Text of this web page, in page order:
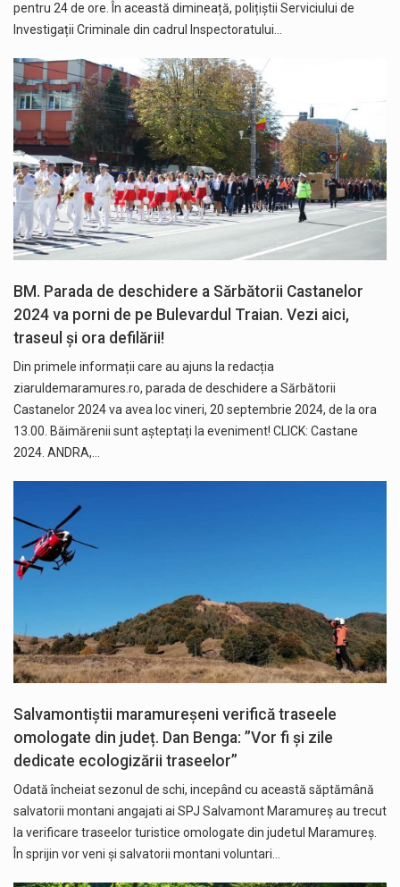
pentru 24 de ore. În această dimineață, polițiștii Serviciului de
Investigații Criminale din cadrul Inspectoratului…
BM. Parada de deschidere a Sărbătorii Castanelor
2024 va porni de pe Bulevardul Traian. Vezi aici,
traseul și ora defilării!
Din primele informații care au ajuns la redacția
ziaruldemaramures.ro, parada de deschidere a Sărbătorii
Castanelor 2024 va avea loc vineri, 20 septembrie 2024, de la ora
13.00. Băimărenii sunt așteptați la eveniment! CLICK: Castane
2024. ANDRA,…
Salvamontiștii maramureșeni verifică traseele
omologate din județ. Dan Benga: ”Vor fi și zile
dedicate ecologizării traseelor”
Odată încheiat sezonul de schi, incepând cu această săptămână
salvatorii montani angajati ai SPJ Salvamont Maramureș au trecut
la verificare traseelor turistice omologate din judetul Maramureș.
În sprijin vor veni și salvatorii montani voluntari…